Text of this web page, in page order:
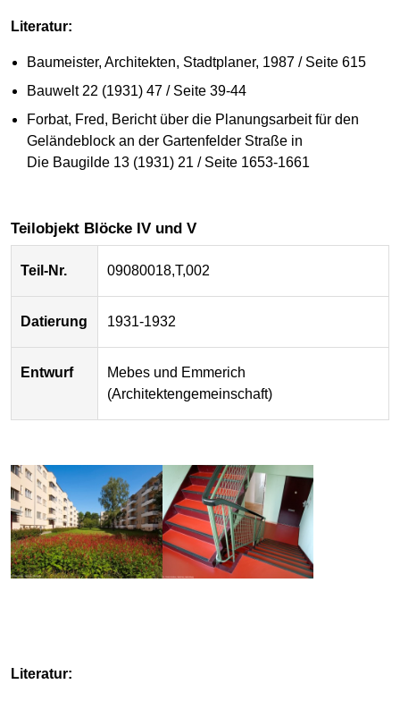
Literatur:
Baumeister, Architekten, Stadtplaner, 1987 / Seite 615
Bauwelt 22 (1931) 47 / Seite 39-44
Forbat, Fred, Bericht über die Planungsarbeit für den
Geländeblock an der Gartenfelder Straße in
Die Baugilde 13 (1931) 21 / Seite 1653-1661
Teilobjekt Blöcke IV und V
Teil-Nr. 09080018,T,002
Datierung 1931-1932
Entwurf
Mebes und Emmerich
(Architektengemeinschaft)
Literatur: